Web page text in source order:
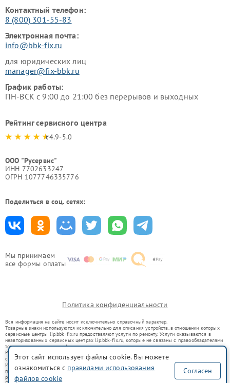
Мы принимаем
все формы оплаты
Контактный телефон:
8 (800) 301-55-83
Электронная почта:
info@bbk-fix.ru
для юридических лиц
manager@fix-bbk.ru
График работы:
ПН-ВСК с 9:00 до 21:00 без перерывов и выходных
Рейтинг сервисного центра
4.9-5.0
ООО "Русервис"
ИНН 7702633247
ОГРН 1077746335776
Поделиться в соц. сетях:
Политика конфиденциальности
Вся информация на сайте носит исключительно справочный характер.
Товарные знаки используются исключительно для описания устройств, в отношении которых
сервисные центры lip.bbk-fix.ru предоставляют услуги по ремонту. Услуги оказываются в
неавторизованных сервисных центрах lip.bbk-fix.ru, которые не связаны с правообладателями
товарных знаков или их официальными представителями.
Ремонт осуществляется для устройств, уже введенных в гражданский оборот в соответствии
со статьей 1487 ГК РФ.
Использование товарных знаков не преследует цели индивидуализации услуг или введения
потребителей в заблуждение, а служит для информирования о предоставляемых услугах по
ремонту техники указанных брендов.
Этот сайт использует файлы cookie. Вы можете
ознакомиться с правилами использования
файлов cookie
Согласен